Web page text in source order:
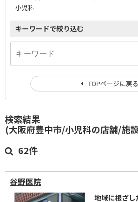
検索結果
(大阪府豊中市/小児科の店舗/施設
62件
谷野医院
地域に根ざし
小児科
キーワードで絞り込む
TOPページに戻る